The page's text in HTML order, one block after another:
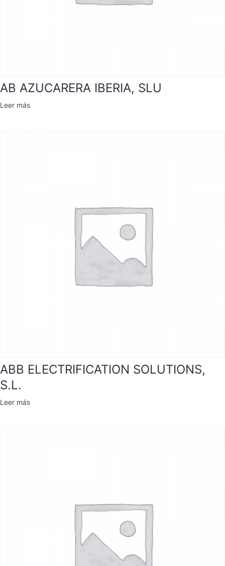
AB AZUCARERA IBERIA, SLU
Leer más
ABB ELECTRIFICATION SOLUTIONS,
S.L.
Leer más